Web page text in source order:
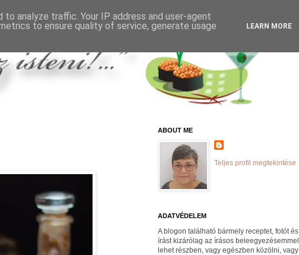
ABOUT ME
Teljes profil megtekintése
ADATVÉDELEM
A blogon található bármely receptet, fotót és
írást kizárólag az írásos beleegyezésemmel
lehet részben, vagy egészben közölni, vagy
analyze traffic. Your IP address and user-agent
to ensure quality of service, generate usage
LEARN MORE